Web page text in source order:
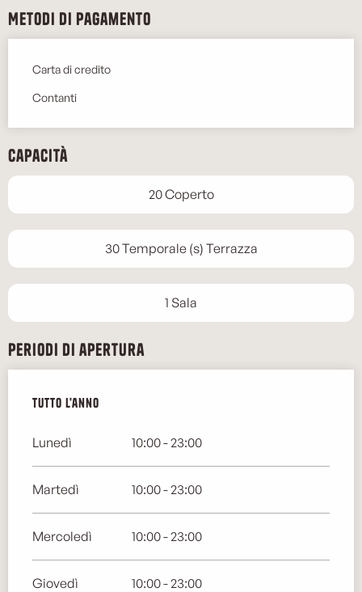
Metodi di pagamento
Carta di credito
Contanti
Capacità
20 Coperto
30 Temporale (s) Terrazza
1 Sala
Periodi di apertura
Tutto l'anno
Tutto l'anno
Lunedì 10:00 - 23:00
Martedì 10:00 - 23:00
Mercoledì 10:00 - 23:00
Giovedì 10:00 - 23:00